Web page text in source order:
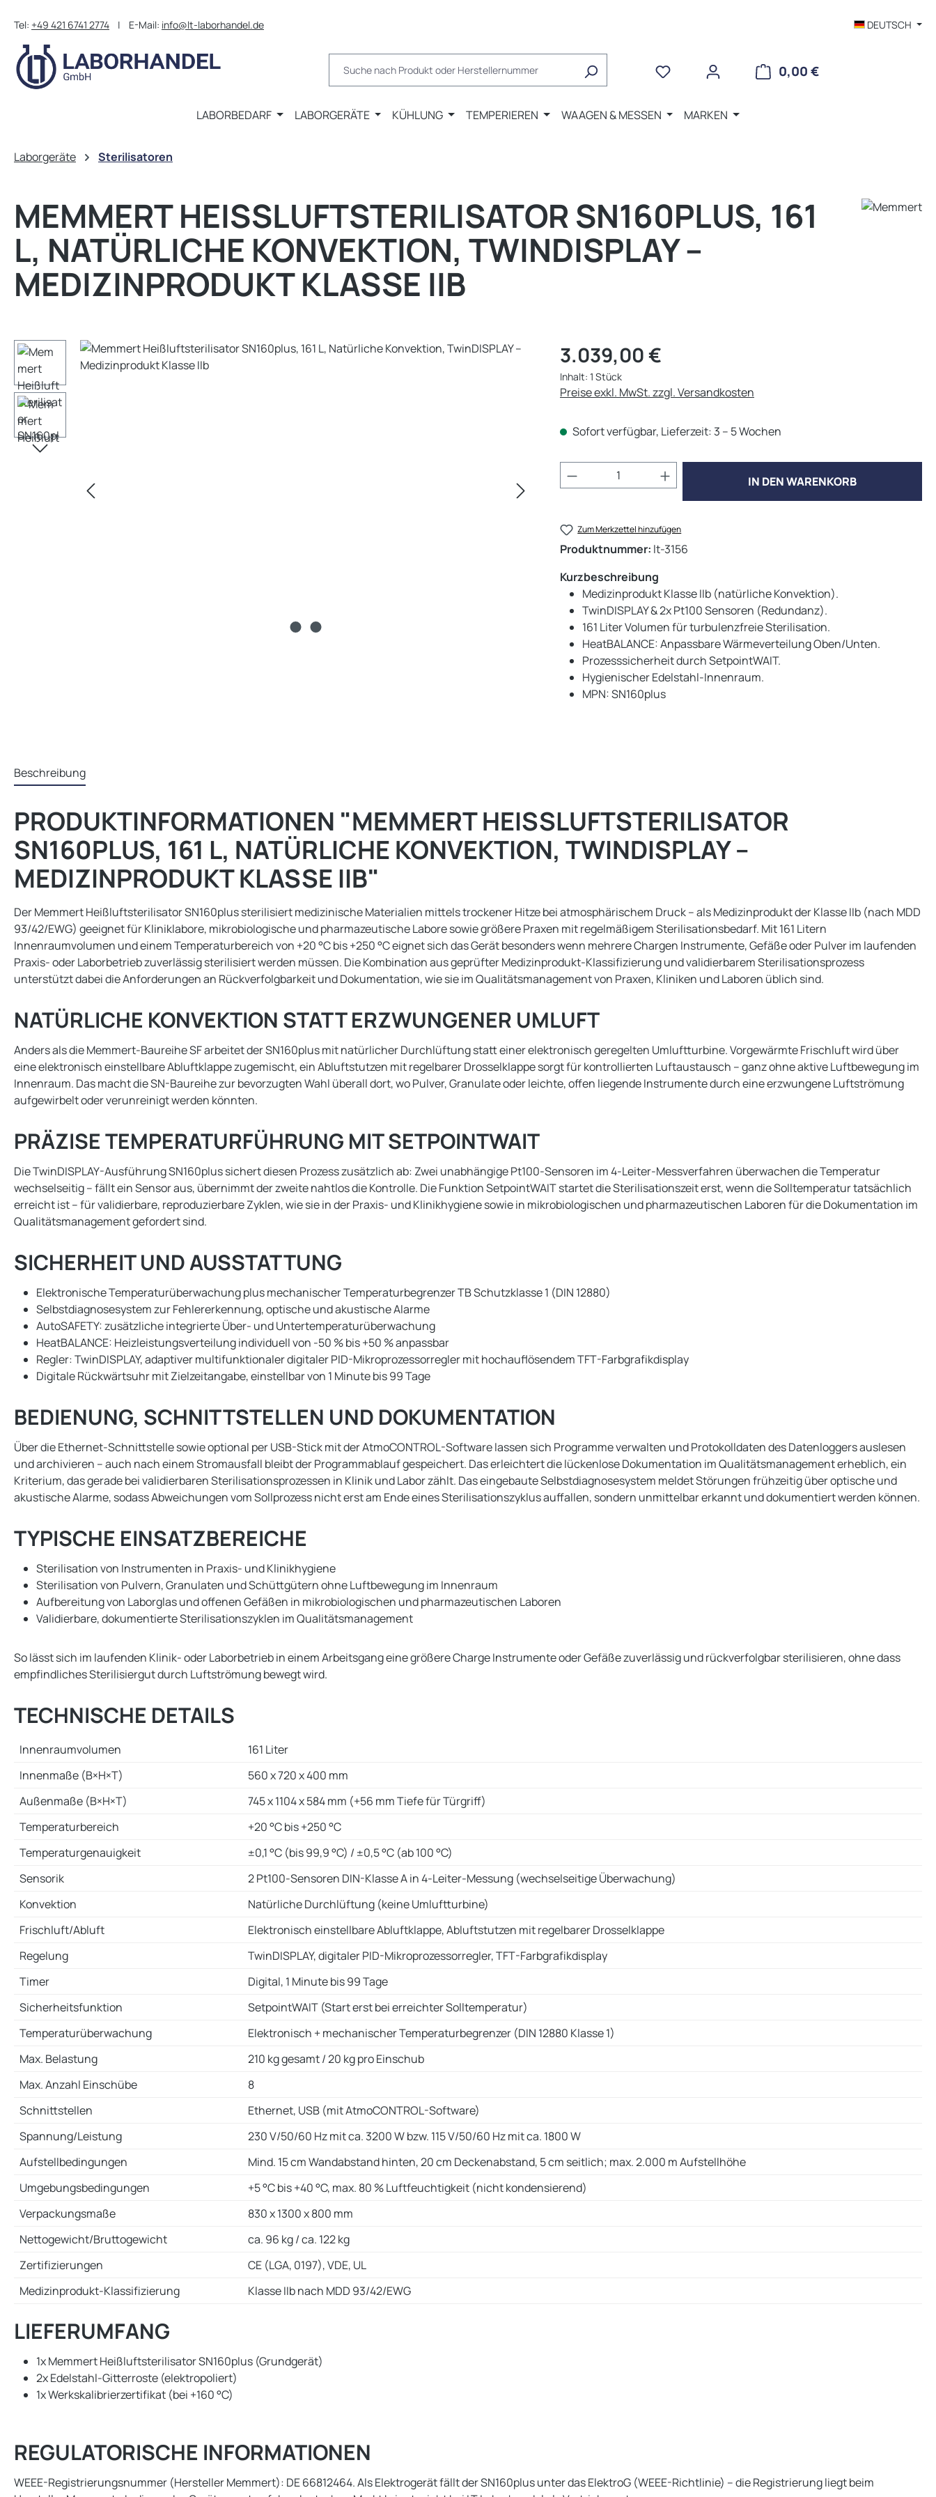
Tel: +49 421 6741 2774 | E-Mail: info@lt-laborhandel.de DEUTSCH
0,00 €WARENKORB
LABORBEDARF LABORGERÄTE KÜHLUNG TEMPERIEREN WAAGEN & MESSEN MARKEN
Laborgeräte Sterilisatoren
MEMMERT HEISSLUFTSTERILISATOR SN160PLUS, 161 L
, NATÜRLICHE KONVEKTION, TWINDISPLAY – M
EDIZINPRODUKT KLASSE IIB
Bildergalerie überspringen Regulärer Preis:
3.039,00 €
Inhalt: 1 Stück
Preise exkl. MwSt. zzgl. Versandkosten
Sofort verfügbar, Lieferzeit: 3 – 5 Wochen
Produkt Anzahl: Gib den gewünschten Wert
IN DEN WARENKORB
Zum Merkzettel hinzufügen
Produktnummer: lt-3156
Kurzbeschreibung
Medizinprodukt Klasse IIb (natürliche Konvektion).
TwinDISPLAY & 2x Pt100 Sensoren (Redundanz).
161 Liter Volumen für turbulenzfreie Sterilisation.
HeatBALANCE: Anpassbare Wärmeverteilung Oben/Unten.
Prozesssicherheit durch SetpointWAIT.
Hygienischer Edelstahl-Innenraum.
MPN: SN160plus
Beschreibung
PRODUKTINFORMATIONEN "MEMMERT HEISSLUFTSTERILISATOR S
N160PLUS, 161 L, NATÜRLICHE KONVEKTION, TWINDISPLAY – M
EDIZINPRODUKT KLASSE IIB"
Der Memmert Heißluftsterilisator SN160plus sterilisiert medizinische Materialien mittels trockener Hitze bei atmosphärischem Druck – als Medizinprodukt der Klasse IIb (nach MDD
93/42/EWG) geeignet für Kliniklabore, mikrobiologische und pharmazeutische Labore sowie größere Praxen mit regelmäßigem Sterilisationsbedarf. Mit 161 Litern
Innenraumvolumen und einem Temperaturbereich von +20 °C bis +250 °C eignet sich das Gerät besonders wenn mehrere Chargen Instrumente, Gefäße oder Pulver im laufenden
Praxis- oder Laborbetrieb zuverlässig sterilisiert werden müssen. Die Kombination aus geprüfter Medizinprodukt-Klassifizierung und validierbarem Sterilisationsprozess
unterstützt dabei die Anforderungen an Rückverfolgbarkeit und Dokumentation, wie sie im Qualitätsmanagement von Praxen, Kliniken und Laboren üblich sind.
NATÜRLICHE KONVEKTION STATT ERZWUNGENER UMLUFT
Anders als die Memmert-Baureihe SF arbeitet der SN160plus mit natürlicher Durchlüftung statt einer elektronisch geregelten Umluftturbine. Vorgewärmte Frischluft wird über
eine elektronisch einstellbare Abluftklappe zugemischt, ein Abluftstutzen mit regelbarer Drosselklappe sorgt für kontrollierten Luftaustausch – ganz ohne aktive Luftbewegung im
Innenraum. Das macht die SN-Baureihe zur bevorzugten Wahl überall dort, wo Pulver, Granulate oder leichte, offen liegende Instrumente durch eine erzwungene Luftströmung
aufgewirbelt oder verunreinigt werden könnten.
PRÄZISE TEMPERATURFÜHRUNG MIT SETPOINTWAIT
Die TwinDISPLAY-Ausführung SN160plus sichert diesen Prozess zusätzlich ab: Zwei unabhängige Pt100-Sensoren im 4-Leiter-Messverfahren überwachen die Temperatur
wechselseitig – fällt ein Sensor aus, übernimmt der zweite nahtlos die Kontrolle. Die Funktion SetpointWAIT startet die Sterilisationszeit erst, wenn die Solltemperatur tatsächlich
erreicht ist – für validierbare, reproduzierbare Zyklen, wie sie in der Praxis- und Klinikhygiene sowie in mikrobiologischen und pharmazeutischen Laboren für die Dokumentation im
Qualitätsmanagement gefordert sind.
SICHERHEIT UND AUSSTATTUNG
Elektronische Temperaturüberwachung plus mechanischer Temperaturbegrenzer TB Schutzklasse 1 (DIN 12880)
Selbstdiagnosesystem zur Fehlererkennung, optische und akustische Alarme
AutoSAFETY: zusätzliche integrierte Über- und Untertemperaturüberwachung
HeatBALANCE: Heizleistungsverteilung individuell von -50 % bis +50 % anpassbar
Regler: TwinDISPLAY, adaptiver multifunktionaler digitaler PID-Mikroprozessorregler mit hochauflösendem TFT-Farbgrafikdisplay
Digitale Rückwärtsuhr mit Zielzeitangabe, einstellbar von 1 Minute bis 99 Tage
BEDIENUNG, SCHNITTSTELLEN UND DOKUMENTATION
Über die Ethernet-Schnittstelle sowie optional per USB-Stick mit der AtmoCONTROL-Software lassen sich Programme verwalten und Protokolldaten des Datenloggers auslesen
und archivieren – auch nach einem Stromausfall bleibt der Programmablauf gespeichert. Das erleichtert die lückenlose Dokumentation im Qualitätsmanagement erheblich, ein
Kriterium, das gerade bei validierbaren Sterilisationsprozessen in Klinik und Labor zählt. Das eingebaute Selbstdiagnosesystem meldet Störungen frühzeitig über optische und
akustische Alarme, sodass Abweichungen vom Sollprozess nicht erst am Ende eines Sterilisationszyklus auffallen, sondern unmittelbar erkannt und dokumentiert werden können.
TYPISCHE EINSATZBEREICHE
Sterilisation von Instrumenten in Praxis- und Klinikhygiene
Sterilisation von Pulvern, Granulaten und Schüttgütern ohne Luftbewegung im Innenraum
Aufbereitung von Laborglas und offenen Gefäßen in mikrobiologischen und pharmazeutischen Laboren
Validierbare, dokumentierte Sterilisationszyklen im Qualitätsmanagement
So lässt sich im laufenden Klinik- oder Laborbetrieb in einem Arbeitsgang eine größere Charge Instrumente oder Gefäße zuverlässig und rückverfolgbar sterilisieren, ohne dass
empfindliches Sterilisiergut durch Luftströmung bewegt wird.
TECHNISCHE DETAILS
Innenraumvolumen
161 Liter
Innenmaße (B×H×T)
560 x 720 x 400 mm
Außenmaße (B×H×T)
745 x 1104 x 584 mm (+56 mm Tiefe für Türgriff)
Temperaturbereich
+20 °C bis +250 °C
Temperaturgenauigkeit
±0,1 °C (bis 99,9 °C) / ±0,5 °C (ab 100 °C)
Sensorik
2 Pt100-Sensoren DIN-Klasse A in 4-Leiter-Messung (wechselseitige Überwachung)
Konvektion
Natürliche Durchlüftung (keine Umluftturbine)
Frischluft/Abluft
Elektronisch einstellbare Abluftklappe, Abluftstutzen mit regelbarer Drosselklappe
Regelung
TwinDISPLAY, digitaler PID-Mikroprozessorregler, TFT-Farbgrafikdisplay
Timer
Digital, 1 Minute bis 99 Tage
Sicherheitsfunktion
SetpointWAIT (Start erst bei erreichter Solltemperatur)
Temperaturüberwachung
Elektronisch + mechanischer Temperaturbegrenzer (DIN 12880 Klasse 1)
Max. Belastung
210 kg gesamt / 20 kg pro Einschub
Max. Anzahl Einschübe
8
Schnittstellen
Ethernet, USB (mit AtmoCONTROL-Software)
Spannung/Leistung
230 V/50/60 Hz mit ca. 3200 W bzw. 115 V/50/60 Hz mit ca. 1800 W
Aufstellbedingungen
Mind. 15 cm Wandabstand hinten, 20 cm Deckenabstand, 5 cm seitlich; max. 2.000 m Aufstellhöhe
Umgebungsbedingungen
+5 °C bis +40 °C, max. 80 % Luftfeuchtigkeit (nicht kondensierend)
Verpackungsmaße
830 x 1300 x 800 mm
Nettogewicht/Bruttogewicht
ca. 96 kg / ca. 122 kg
Zertifizierungen
CE (LGA, 0197), VDE, UL
Medizinprodukt-Klassifizierung
Klasse IIb nach MDD 93/42/EWG
LIEFERUMFANG
1x Memmert Heißluftsterilisator SN160plus (Grundgerät)
2x Edelstahl-Gitterroste (elektropoliert)
1x Werkskalibrierzertifikat (bei +160 °C)
REGULATORISCHE INFORMATIONEN
WEEE-Registrierungsnummer (Hersteller Memmert): DE 66812464. Als Elektrogerät fällt der SN160plus unter das ElektroG (WEEE-Richtlinie) – die Registrierung liegt beim